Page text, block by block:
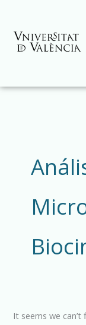
content
It seems we